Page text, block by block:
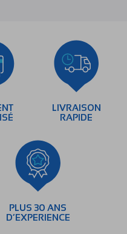
LIVRAISON
RAPIDE
PLUS 30 ANS
D’EXPERIENCE